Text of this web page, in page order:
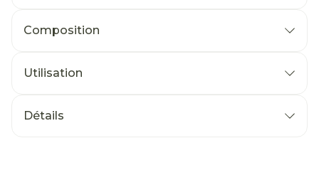
Composition
Utilisation
Détails